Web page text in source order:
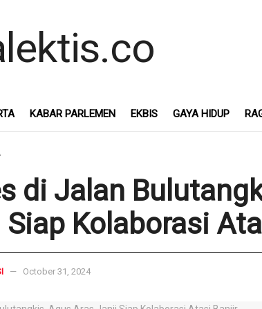
KABAR PARLEMEN EKBIS GAYA HIDUP
di Jalan
Kolaborasi
October 31, 2024